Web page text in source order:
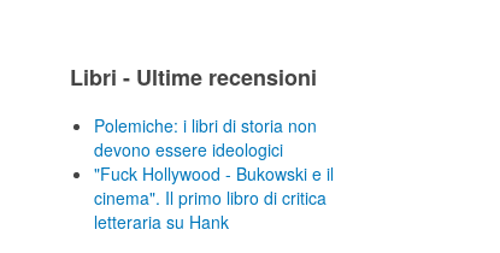
Libri - Ultime recensioni
Polemiche: i libri di storia non
devono essere ideologici
"Fuck Hollywood - Bukowski e il
cinema". Il primo libro di critica
letteraria su Hank